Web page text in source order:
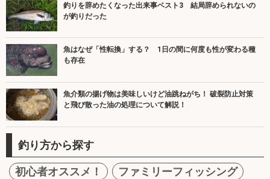
釣りを辞めたくなった出来事ベスト3 結局辞められないの
が釣りだった
魚はなぜ「性転換」する？ 1日の間に何度も性が変わる種
も存在
魚介類の揚げ物は美味しいけど油跳ねがち！ 破裂防止対策
と飛び散った油の処理について解説！
釣り方から探す
初心者オススメ！
ファミリーフィッシング